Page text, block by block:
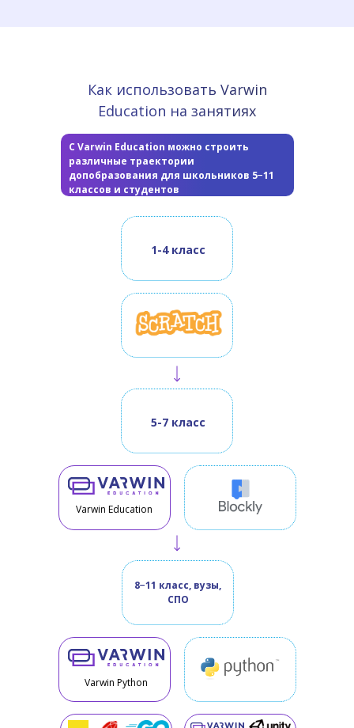
Как использовать Varwin
Education на занятиях
С Varwin Education можно строить
различные траектории
допобразования для школьников 5−11
классов и студентов
1-4 класс
5-7 класс
8−11 класс, вузы,
СПО
Varwin Python
Varwin Education